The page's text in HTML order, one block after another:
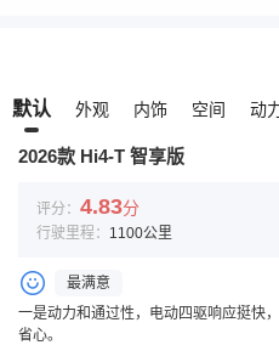
默认 外观 内饰 空间 动
2026款 Hi4-T 智享版
评分： 4.83分
行驶里程： 1100公里
最满意
一是动力和通过性，电动四驱响应挺快
省心。